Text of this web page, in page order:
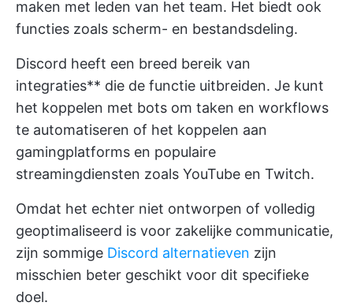
maken met leden van het team. Het biedt ook
functies zoals scherm- en bestandsdeling.
Discord heeft een breed bereik van
integraties** die de functie uitbreiden. Je kunt
het koppelen met bots om taken en workflows
te automatiseren of het koppelen aan
gamingplatforms en populaire
streamingdiensten zoals YouTube en Twitch.
Omdat het echter niet ontworpen of volledig
geoptimaliseerd is voor zakelijke communicatie,
zijn sommige Discord alternatieven zijn
misschien beter geschikt voor dit specifieke
doel.